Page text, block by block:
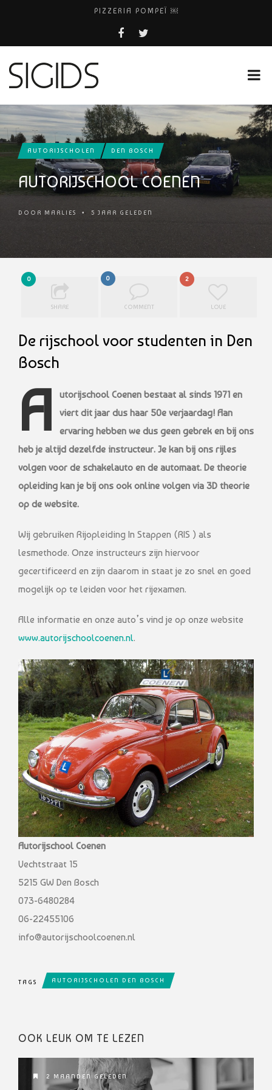
PIZZERIA POMPEÏ ￼
BELEEF DE MAGIE VAN FILM BIJ KINEPOLIS
HUISARTSENPRAKTIJK BINCK-ZORG
AUTORIJSCHOLEN DEN BOSCH
AUTORIJSCHOOL COENEN
DOOR MARLIES • 5 JAAR GELEDEN
0
SHARE
0
COMMENT
2
LOVE
De rijschool voor studenten in Den
Bosch
A
utorijschool Coenen bestaat al sinds 1971 en
viert dit jaar dus haar 50e verjaardag! Aan
ervaring hebben we dus geen gebrek en bij ons
heb je altijd dezelfde instructeur. Je kan bij ons rijles
volgen voor de schakelauto en de automaat. De theorie
opleiding kan je bij ons ook online volgen via 3D theorie
op de website.
Wij gebruiken Rijopleiding In Stappen (RIS ) als
lesmethode. Onze instructeurs zijn hiervoor
gecertificeerd en zijn daarom in staat je zo snel en goed
mogelijk op te leiden voor het rijexamen.
Alle informatie en onze auto’s vind je op onze website
www.autorijschoolcoenen.nl.
Autorijschool Coenen
Vechtstraat 15
5215 GW Den Bosch
073-6480284
06-22455106
info@autorijschoolcoenen.nl
TAGS AUTORIJSCHOLEN DEN BOSCH
OOK LEUK OM TE LEZEN
2 MAANDEN GELEDEN